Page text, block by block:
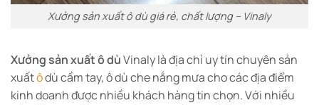
Xưởng sản xuất ô dù giá rẻ, chất lượng – Vinaly
Xưởng sản xuất ô dùVinaly là địa chỉ uy tín chuyên sản
xuấtôdù cầm tay, ô dù che nắng mưa cho các địa điểm
kinh doanh được nhiều khách hàng tin chọn. Với nhiều